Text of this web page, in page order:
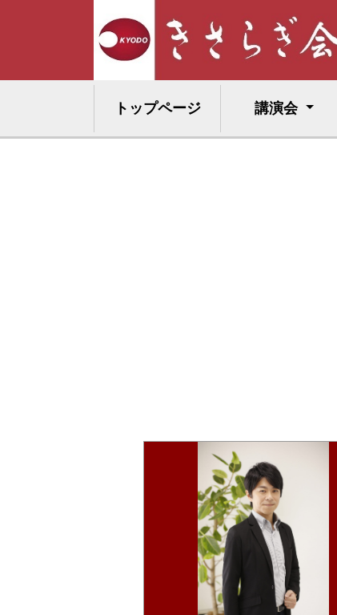
トップページ 講演会